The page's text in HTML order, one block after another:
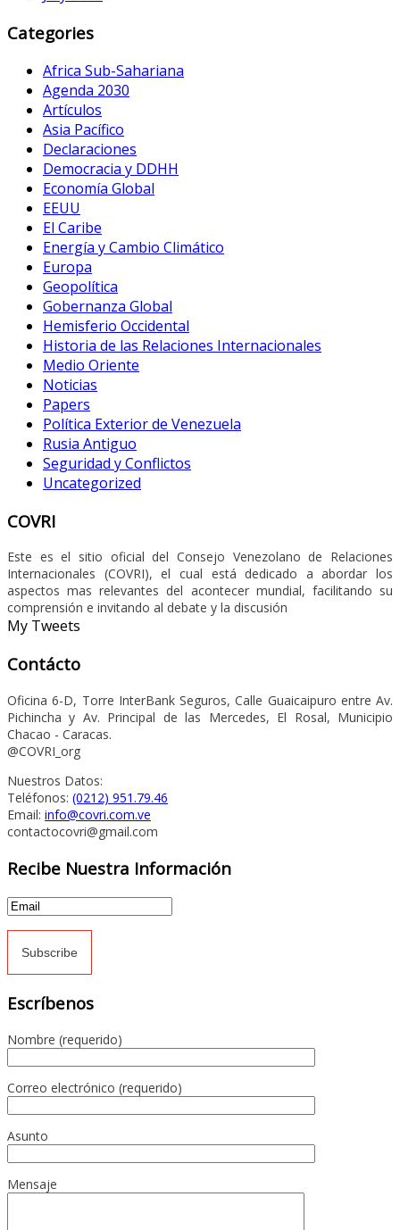
Categories
Africa Sub-Sahariana
Agenda 2030
Artículos
Asia Pacífico
Declaraciones
Democracia y DDHH
Economía Global
EEUU
El Caribe
Energía y Cambio Climático
Europa
Geopolítica
Gobernanza Global
Hemisferio Occidental
Historia de las Relaciones Internacionales
Medio Oriente
Noticias
Papers
Política Exterior de Venezuela
Rusia Antiguo
Seguridad y Conflictos
Uncategorized
COVRI
Este es el sitio oficial del Consejo Venezolano de Relaciones
Internacionales (COVRI), el cual está dedicado a abordar los
aspectos mas relevantes del acontecer mundial, facilitando su
comprensión e invitando al debate y la discusión
My Tweets
Contácto
Oficina 6-D, Torre InterBank Seguros, Calle Guaicaipuro entre Av.
Pichincha y Av. Principal de las Mercedes, El Rosal, Municipio
Chacao - Caracas.
@COVRI_org
Nuestros Datos:
Teléfonos: (0212) 951.79.46
Email: info@covri.com.ve
contactocovri@gmail.com
Recibe Nuestra Información
Escríbenos
Nombre (requerido)
Correo electrónico (requerido)
Asunto
Mensaje